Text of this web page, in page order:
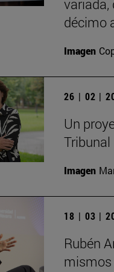
variada,
décimo
Imagen
26 | 02 |
Un
Imagen
18 | 03 |
Rubén
mismos